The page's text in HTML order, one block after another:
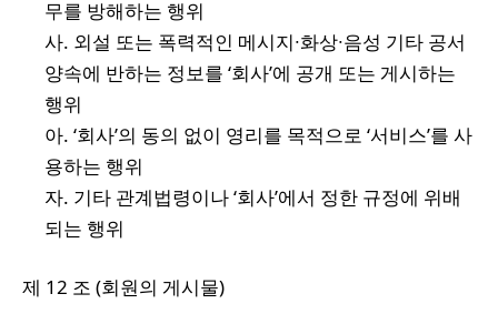
무를 방해하는 행위
사. 외설 또는 폭력적인 메시지∙화상∙음성 기타 공서
양속에 반하는 정보를 ‘회사’에 공개 또는 게시하는
행위
아. ‘회사’의 동의 없이 영리를 목적으로 ‘서비스’를 사
용하는 행위
자. 기타 관계법령이나 ‘회사’에서 정한 규정에 위배
되는 행위
제 12 조 (회원의 게시물)